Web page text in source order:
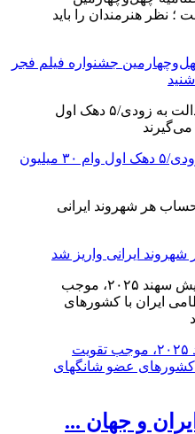
جشنواره فیلم فجر
واریز سود سهام عدالت به زودی/۵ دهک اول وام ۳۰ میلیون
سردار جوانی: رزمایش سهند ۲۰۲۵، موجب تقویت
کشور‌های عضو شانگهای
و جهان ...